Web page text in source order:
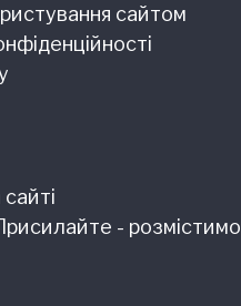
сайтом
- розмістимо